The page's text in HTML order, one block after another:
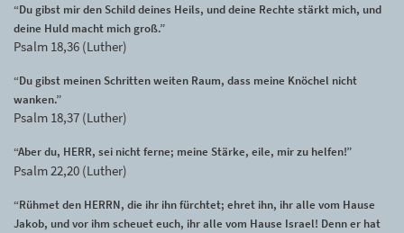
“Du gibst mir den Schild deines Heils, und deine Rechte stärkt mich, und
deine Huld macht mich groß.”
Psalm 18,36 (Luther)
“Du gibst meinen Schritten weiten Raum, dass meine Knöchel nicht
wanken.”
Psalm 18,37 (Luther)
“Aber du, HERR, sei nicht ferne; meine Stärke, eile, mir zu helfen!”
Psalm 22,20 (Luther)
“Rühmet den HERRN, die ihr ihn fürchtet; ehret ihn, ihr alle vom Hause
Jakob, und vor ihm scheuet euch, ihr alle vom Hause Israel! Denn er hat